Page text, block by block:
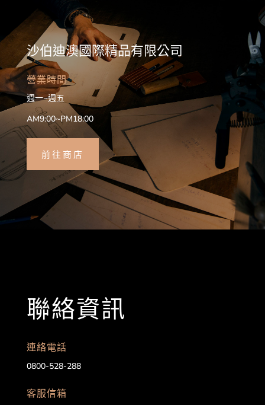
沙伯迪澳國際精品有限公司
營業時間
週一~週五
AM9:00~PM18:00
前往商店
聯絡資訊
連絡電話
0800-528-288
客服信箱